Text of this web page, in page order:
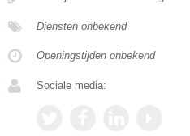
Diensten onbekend
Openingstijden onbekend
Sociale media: